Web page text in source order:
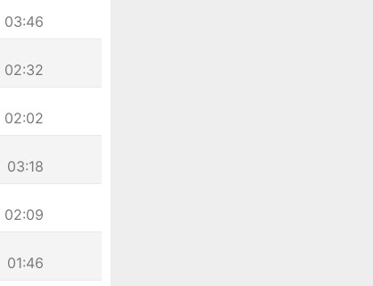
03:46
02:32
02:02
03:18
02:09
01:46